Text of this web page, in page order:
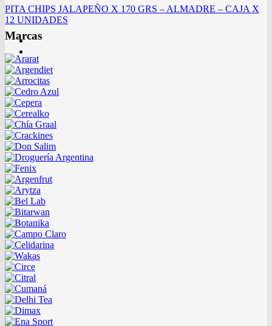
PITA CHIPS JALAPEÑO X 170 GRS – ALMADRE – CAJA X
12 UNIDADES
Marcas